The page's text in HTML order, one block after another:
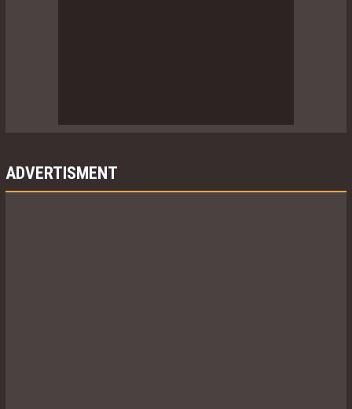
ADVERTISMENT